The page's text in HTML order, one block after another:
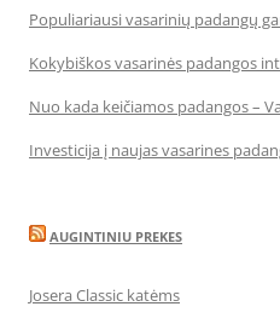
Populiariausi vasarinių padangų
Kokybiškos vasarinės padangos
Nuo kada keičiamos padangos –
Investicija į naujas vasarines
AUGINTINIU PREKES
Josera Classic katėms